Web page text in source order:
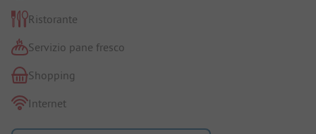
Ristorante
Servizio pane fresco
Shopping
Internet